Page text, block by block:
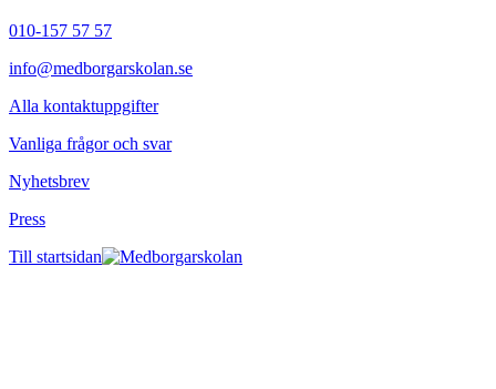
010-157 57 57
info@medborgarskolan.se
Alla kontaktuppgifter
Vanliga frågor och svar
Nyhetsbrev
Press
Till startsidan